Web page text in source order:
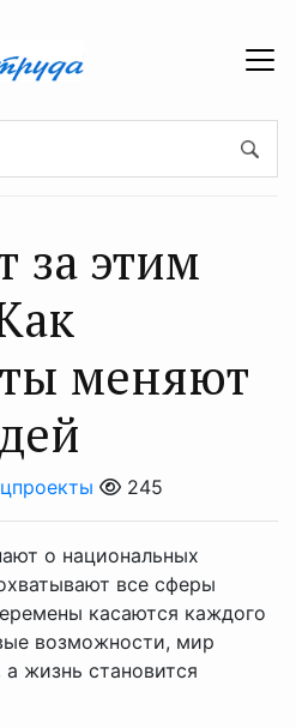
за этим
меняют
245
о национальных
все сферы
касаются каждого
возможности, мир
жизнь становится